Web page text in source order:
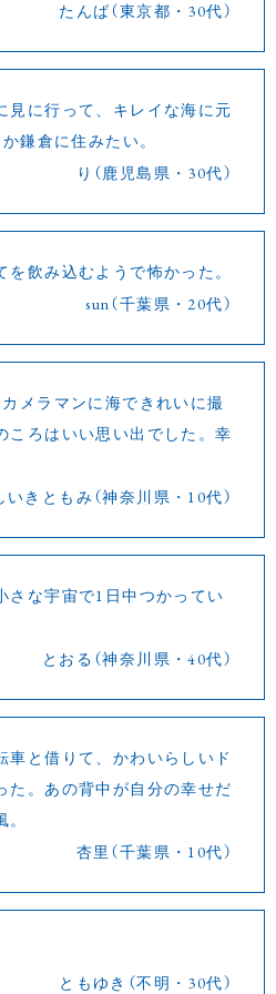
たんば（東京都・30代）
見に行って、キレイな海に元
鎌倉に住みたい。
り（鹿児島県・30代）
飲み込むようで怖かった。
sun（千葉県・20代）
メラマンに海できれいに撮
ころはいい思い出でした。幸
いきともみ（神奈川県・10代）
さな宇宙で1日中つかってい
とおる（神奈川県・40代）
車と借りて、かわいらしいド
た。あの背中が自分の幸せだ
杏里（千葉県・10代）
ともゆき（不明・30代）